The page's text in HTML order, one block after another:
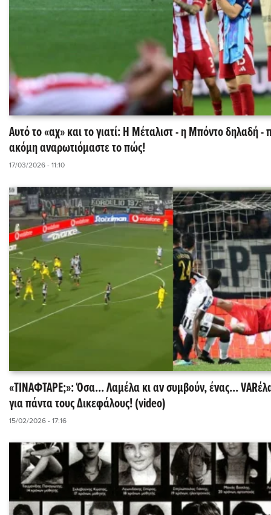
Αυτό το «αχ» και το γιατί: Η Μέταλιστ - η Μπόντo δηλαδή -
ακόμη αναρωτιόμαστε το πώς!
17/03/2026 - 11:10
«ΤΙΝΑΦΤΑΡΕ;»: Όσα... Λαμέλα κι αν συμβούν, ένας...
για πάντα τους Δικεφάλους! (video)
15/02/2026 - 17:16